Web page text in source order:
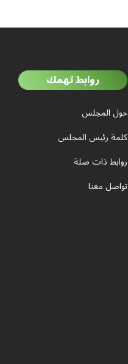
روابط تهمك
حول المجلس
كلمة رئيس المجلس
روابط ذات صلة
تواصل معنا